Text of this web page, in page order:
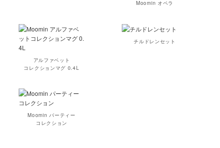
Moomin オペラ
アルファベット
コレクションマグ 0.4L
チルドレンセット
Moomin パーティー
コレクション